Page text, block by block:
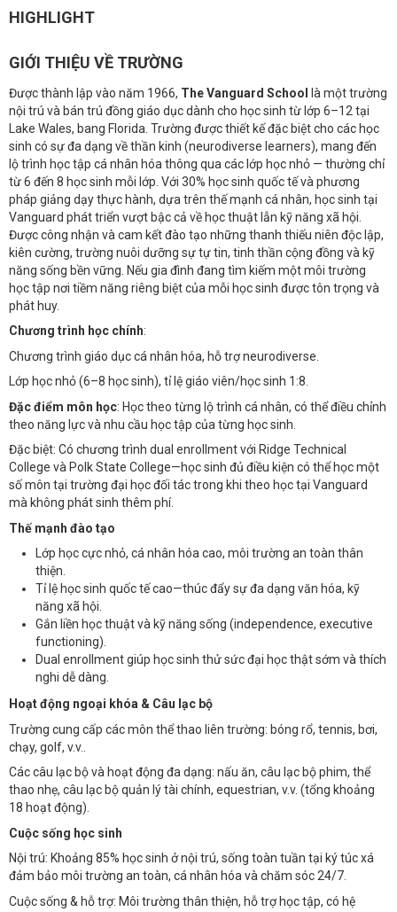
HIGHLIGHT
GIỚI THIỆU VỀ TRƯỜNG
Được thành lập vào năm 1966, The Vanguard School là một trường
nội trú và bán trú đồng giáo dục dành cho học sinh từ lớp 6–12 tại
Lake Wales, bang Florida. Trường được thiết kế đặc biệt cho các học
sinh có sự đa dạng về thần kinh (neurodiverse learners), mang đến
lộ trình học tập cá nhân hóa thông qua các lớp học nhỏ — thường chỉ
từ 6 đến 8 học sinh mỗi lớp. Với 30% học sinh quốc tế và phương
pháp giảng dạy thực hành, dựa trên thế mạnh cá nhân, học sinh tại
Vanguard phát triển vượt bậc cả về học thuật lẫn kỹ năng xã hội.
Được công nhận và cam kết đào tạo những thanh thiếu niên độc lập,
kiên cường, trường nuôi dưỡng sự tự tin, tinh thần cộng đồng và kỹ
năng sống bền vững. Nếu gia đình đang tìm kiếm một môi trường
học tập nơi tiềm năng riêng biệt của mỗi học sinh được tôn trọng và
phát huy.
Chương trình học chính:
Chương trình giáo dục cá nhân hóa, hỗ trợ neurodiverse.
Lớp học nhỏ (6–8 học sinh), tỉ lệ giáo viên/học sinh 1:8.
Đặc điểm môn học: Học theo từng lộ trình cá nhân, có thể điều chỉnh
theo năng lực và nhu cầu học tập của từng học sinh.
Đặc biệt: Có chương trình dual enrollment với Ridge Technical
College và Polk State College—học sinh đủ điều kiện có thể học một
số môn tại trường đại học đối tác trong khi theo học tại Vanguard
mà không phát sinh thêm phí.
Thế mạnh đào tạo
Lớp học cực nhỏ, cá nhân hóa cao, môi trường an toàn thân
thiện.
Tỉ lệ học sinh quốc tế cao—thúc đẩy sự đa dạng văn hóa, kỹ
năng xã hội.
Gắn liền học thuật và kỹ năng sống (independence, executive
functioning).
Dual enrollment giúp học sinh thử sức đại học thật sớm và thích
nghi dễ dàng.
Hoạt động ngoại khóa & Câu lạc bộ
Trường cung cấp các môn thể thao liên trường: bóng rổ, tennis, bơi,
chạy, golf, v.v..
Các câu lạc bộ và hoạt động đa dạng: nấu ăn, câu lạc bộ phim, thể
thao nhẹ, câu lạc bộ quản lý tài chính, equestrian, v.v. (tổng khoảng
18 hoạt động).
Cuộc sống học sinh
Nội trú: Khoảng 85% học sinh ở nội trú, sống toàn tuần tại ký túc xá
đảm bảo môi trường an toàn, cá nhân hóa và chăm sóc 24/7.
Cuộc sống & hỗ trợ: Môi trường thân thiện, hỗ trợ học tập, có hệ